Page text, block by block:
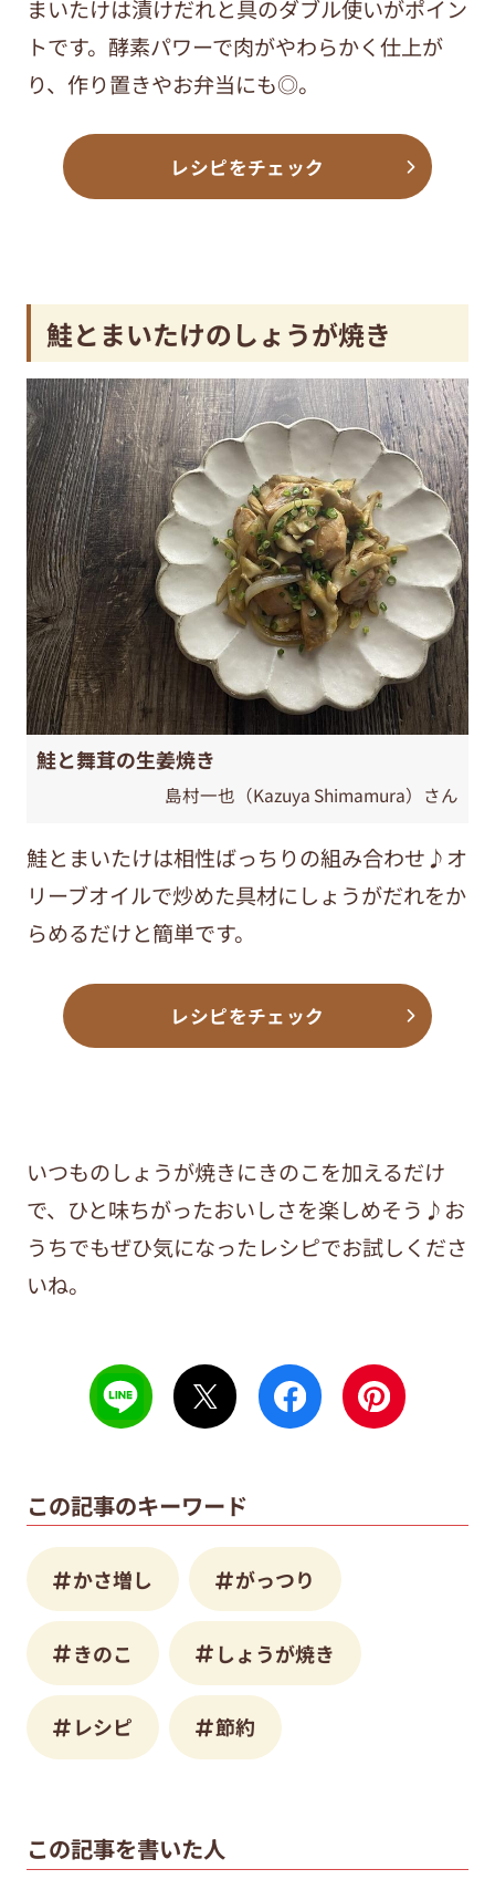
まいたけは漬けだれと具のダブル使いがポイン
トです。酵素パワーで肉がやわらかく仕上が
り、作り置きやお弁当にも◎。
レシピをチェック
鮭とまいたけのしょうが焼き
鮭と舞茸の生姜焼き
島村一也（Kazuya Shimamura）さん
鮭とまいたけは相性ばっちりの組み合わせ♪オ
リーブオイルで炒めた具材にしょうがだれをか
らめるだけと簡単です。
レシピをチェック
いつものしょうが焼きにきのこを加えるだけ
で、ひと味ちがったおいしさを楽しめそう♪お
うちでもぜひ気になったレシピでお試しくださ
いね。
この記事のキーワード
かさ増し がっつり
きのこ しょうが焼き
レシピ 節約
この記事を書いた人